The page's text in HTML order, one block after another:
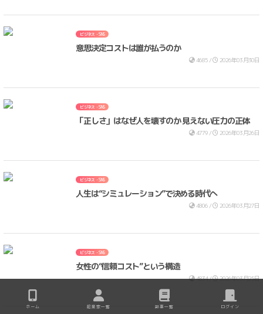
ホーム 起業家一覧 記事一覧 ログイン
ビジネス・SNS
意思決定コストは誰が払うのか
4685 / 2026年03月30日
ビジネス・SNS
「正しさ」はなぜ人を壊すのか 見えない圧力の正体
4779 / 2026年03月26日
ビジネス・SNS
人生は“シミュレーション”で決める時代へ
4806 / 2026年03月27日
ビジネス・SNS
女性の“信頼コスト”という構造
4834 / 2026年03月25日